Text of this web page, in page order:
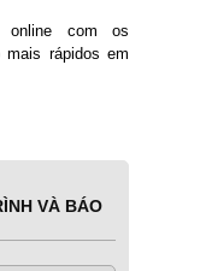
online com os
mais rápidos em
VÀ BÁO